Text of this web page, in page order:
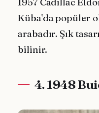
Küba'da popüler
arabadır. Şık
bilinir.
4. 1948